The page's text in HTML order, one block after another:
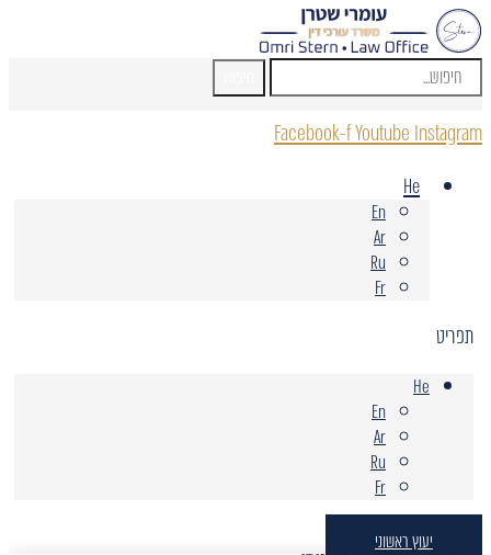
Facebook-fYoutube Instagram
He
En
Ar
Ru
Fr
תפריט
He
En
Ar
Ru
Fr
יעוץ ראשוני